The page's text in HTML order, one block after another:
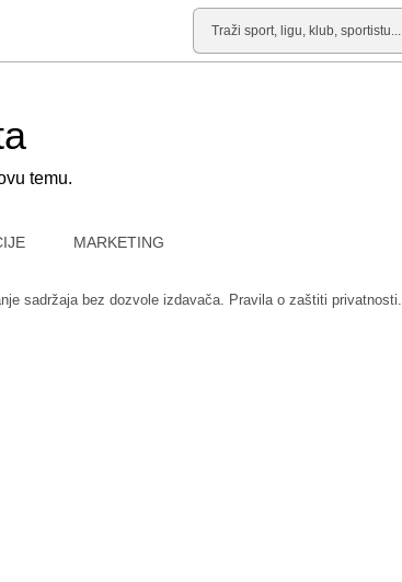
Pretraga
temu.
MARKETING
sadržaja bez dozvole izdavača. Pravila o zaštiti privatnosti.